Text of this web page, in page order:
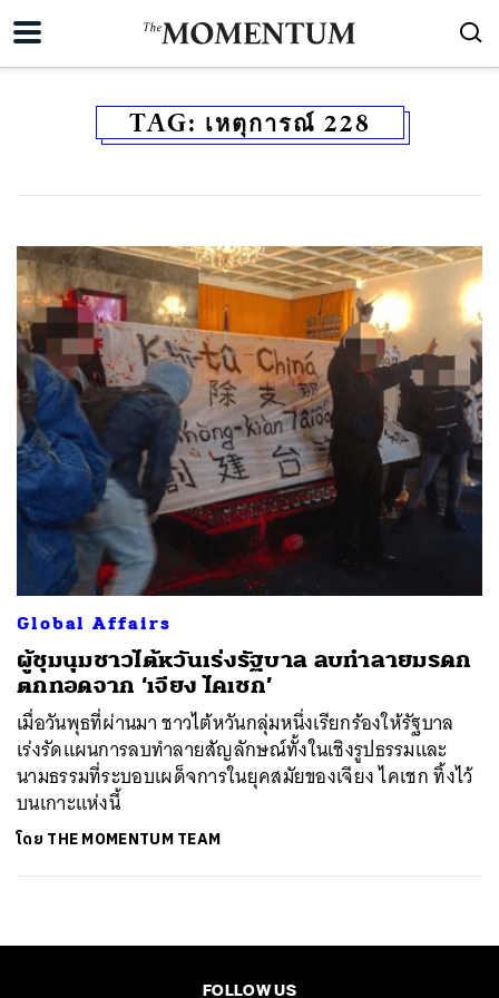
TAG: เหตุการณ์ 228
Global Affairs
ผู้ชุมนุมชาวไต้หวันเร่งรัฐบาล ลบทำลายมรดก
ตกทอดจาก ‘เจียง ไคเชก’
เมื่อวันพุธที่ผ่านมา ชาวไต้หวันกลุ่มหนึ่งเรียกร้องให้รัฐบาล
เร่งรัดแผนการลบทำลายสัญลักษณ์ทั้งในเชิงรูปธรรมและ
นามธรรมที่ระบอบเผด็จการในยุคสมัยของเจียง ไคเชก ทิ้งไว้
บนเกาะแห่งนี้
โดย THE MOMENTUM TEAM
FOLLOW US
SHARE TWEET